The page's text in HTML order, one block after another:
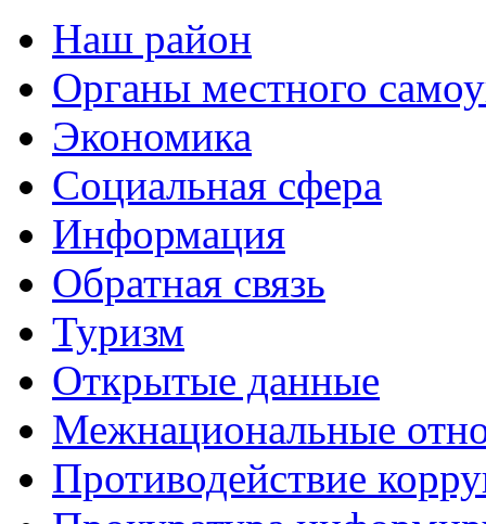
Наш район
Органы местного
Экономика
Социальная сфера
Информация
Обратная связь
Туризм
Открытые данные
Межнациональные
Противодействие